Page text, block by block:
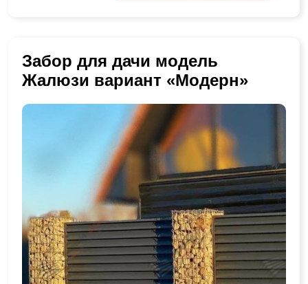
Забор для дачи модель
Жалюзи вариант «Модерн»